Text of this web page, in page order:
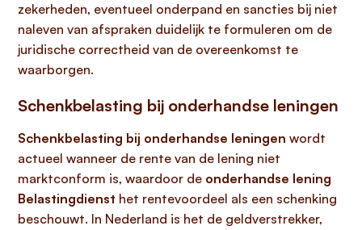
zekerheden, eventueel onderpand en sancties bij niet
naleven van afspraken duidelijk te formuleren om de
juridische correctheid van de overeenkomst te
waarborgen.
Schenkbelasting bij onderhandse leningen
Schenkbelasting bij onderhandse leningen wordt
actueel wanneer de rente van de lening niet
marktconform is, waardoor de onderhandse lening
Belastingdienst het rentevoordeel als een schenking
beschouwt. In Nederland is het de geldverstrekker,